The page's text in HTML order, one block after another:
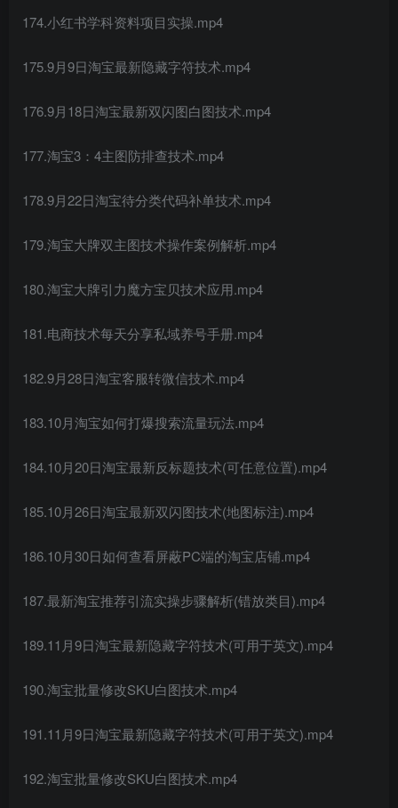
174.小红书学科资料项目实操.mp4
175.9月9日淘宝最新隐藏字符技术.mp4
176.9月18日淘宝最新双闪图白图技术.mp4
177.淘宝3：4主图防排查技术.mp4
178.9月22日淘宝待分类代码补单技术.mp4
179.淘宝大牌双主图技术操作案例解析.mp4
180.淘宝大牌引力魔方宝贝技术应用.mp4
181.电商技术每天分享私域养号手册.mp4
182.9月28日淘宝客服转微信技术.mp4
183.10月淘宝如何打爆搜索流量玩法.mp4
184.10月20日淘宝最新反标题技术(可任意位置).mp4
185.10月26日淘宝最新双闪图技术(地图标注).mp4
186.10月30日如何查看屏蔽PC端的淘宝店铺.mp4
187.最新淘宝推荐引流实操步骤解析(错放类目).mp4
189.11月9日淘宝最新隐藏字符技术(可用于英文).mp4
190.淘宝批量修改SKU白图技术.mp4
191.11月9日淘宝最新隐藏字符技术(可用于英文).mp4
192.淘宝批量修改SKU白图技术.mp4